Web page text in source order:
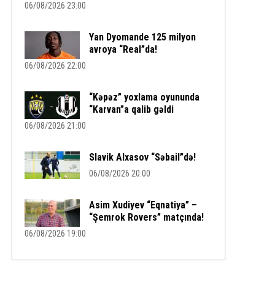
06/08/2026 23:00
Yan Dyomande 125 milyon
avroya “Real”da!
06/08/2026 22:00
“Kəpəz” yoxlama oyununda
“Karvan”a qalib gəldi
06/08/2026 21:00
Slavik Alxasov “Səbail”də!
06/08/2026 20:00
Asim Xudiyev “Eqnatiya” –
“Şemrok Rovers” matçında!
06/08/2026 19:00